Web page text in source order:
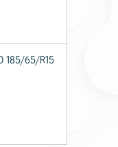
185/65/R15